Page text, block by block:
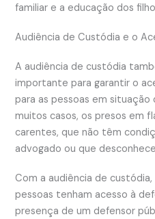
familiar e a educação dos
Audiência de Custódia e o
A audiência de custódia
importante para garantir o
para as pessoas em situação
muitos casos, os presos em
carentes, que não têm
advogado ou que
Com a audiência de
pessoas tenham acesso à
presença de um defensor